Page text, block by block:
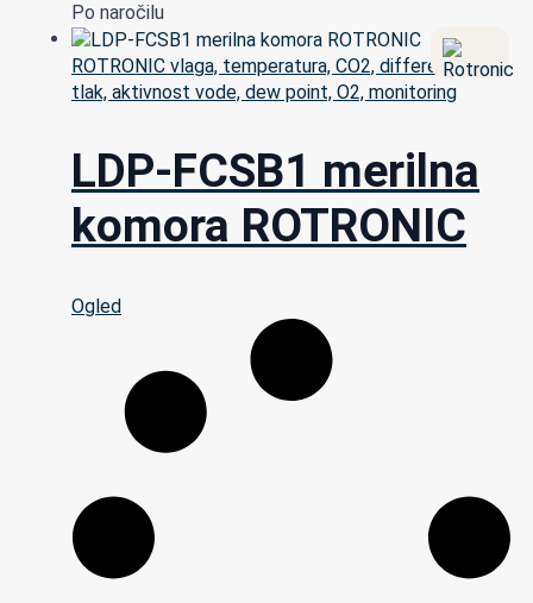
Po naročilu
ROTRONIC vlaga, temperatura, CO2, differencialni
tlak, aktivnost vode, dew point, O2, monitoring
LDP-FCSB1 merilna
komora ROTRONIC
Ogled